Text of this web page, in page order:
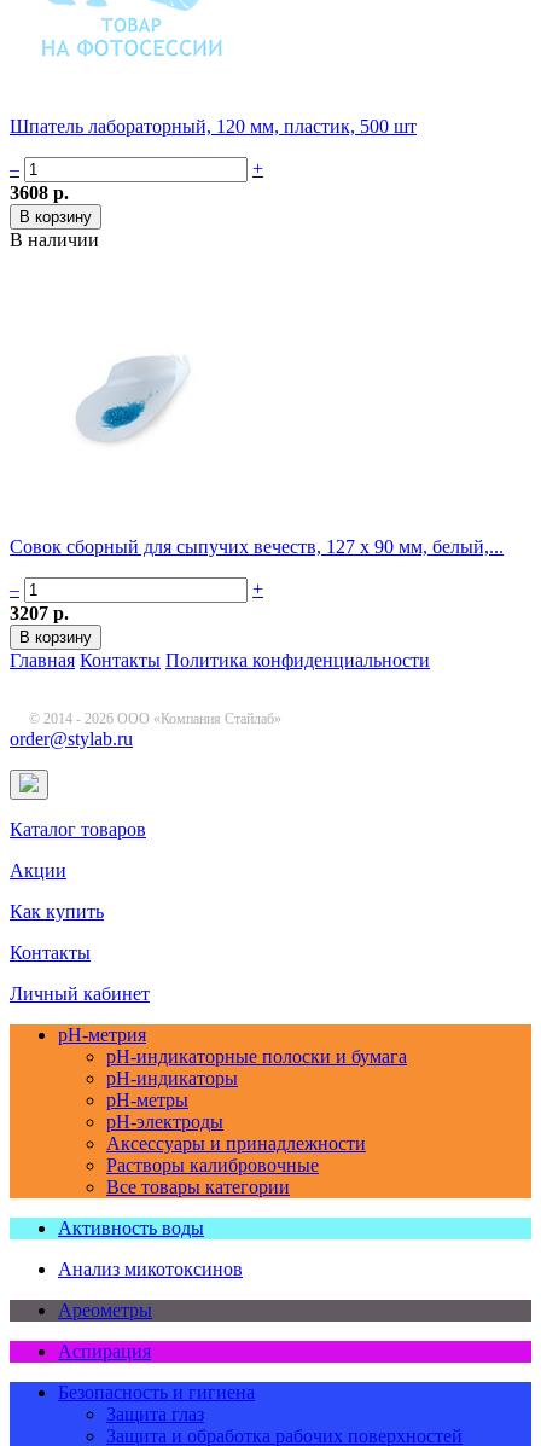
Шпатель лабораторный, 120 мм, пластик, 500 шт
–
+
3608 р.
В наличии
Совок сборный для сыпучих вечеств, 127 х 90 мм, белый,...
–
+
3207 р.
Главная Контакты Политика конфиденциальности
© 2014 - 2026 ООО «Компания Стайлаб»
order@stylab.ru
Каталог товаров
Акции
Как купить
Контакты
Личный кабинет
pH-метрия
pH-индикаторные полоски и бумага
pH-индикаторы
pH-метры
pH-электроды
Аксессуары и принадлежности
Растворы калибровочные
Все товары категории
Активность воды
Анализ микотоксинов
Ареометры
Аспирация
Безопасность и гигиена
Защита глаз
Защита и обработка рабочих поверхностей